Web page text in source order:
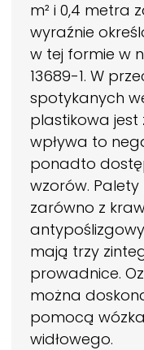
m² i 0,4 metra
wyraźnie
w tej formie w
13689-1. W
spotykanych
plastikowa jest
wpływa to
ponadto
wzorów.
zarówno z
mają trzy
prowadnice.
można
pomocą
widłowego.